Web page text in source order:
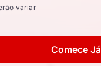
variar
Comece Já